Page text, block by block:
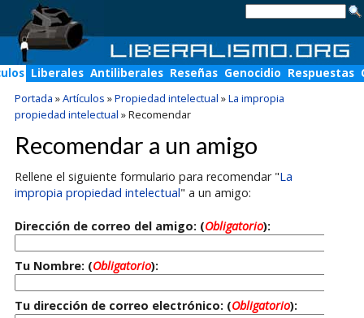
Liberales Antiliberales Reseñas Genocidio Respuestas
Portada »Artículos »Propiedad intelectual »La impropia
propiedad intelectual »Recomendar
Recomendar a un amigo
Rellene el siguiente formulario para recomendar "La
impropia propiedad intelectual" a un amigo:
Dirección de correo del amigo: (Obligatorio):
Tu Nombre: (Obligatorio):
Tu dirección de correo electrónico: (Obligatorio):